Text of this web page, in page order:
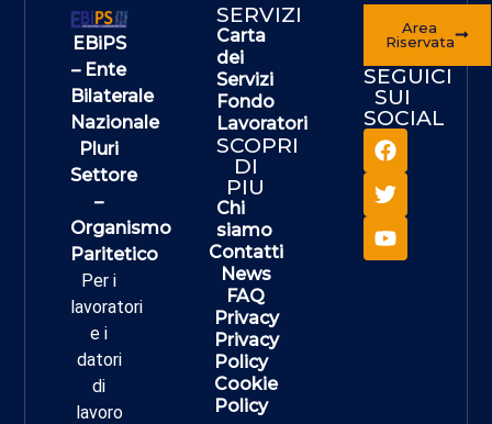
EBiPS
– Ente
Bilaterale
Nazionale
Pluri
Settore
–
Organismo
Paritetico
Per i
lavoratori
e i
datori
di
lavoro
SERVIZI
Carta
dei
Servizi
Fondo
Lavoratori
SCOPRI
DI
PIU
Chi
siamo
Contatti
News
FAQ
Privacy
Privacy
Policy
Cookie
Policy
Area
Riservata
SEGUICI
SUI
SOCIAL